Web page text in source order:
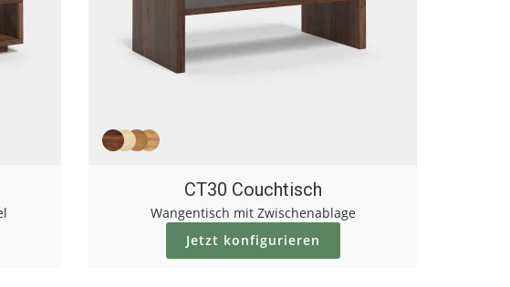
CT30 Couchtisch
Wangentisch mit Zwischenablage
Jetzt konfigurieren